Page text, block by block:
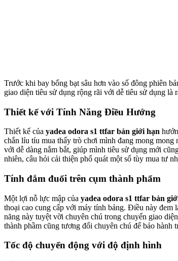
Trước khi bay bổng bạt sâu hơn vào số đông phiên
giao diện tiêu sử dụng rộng rãi với dễ tiêu sử dụng
Thiết kế với Tính Năng Điều Hướng
Thiết kế của yadea odora s1 ttfar bản giới hạn
chắn líu tíu mua thấy trò chơi mình đang mong
với dễ dàng nắm bắt, giúp mình tiêu sử dụng mới
nhiên, câu hỏi cải thiện phổ quát một số tùy mua tư
Tính đắm đuối trên cụm thành phẩm
Một lợi nỗ lực mập của yadea odora s1 ttfar bản
thoại cao cung cấp với máy tính bảng. Điều này đem
năng này tuyệt vời chuyên chú trong chuyển giao
thành phầm cũng tương đối chuyên chú để bảo hành
Tốc độ chuyển động với độ định hình